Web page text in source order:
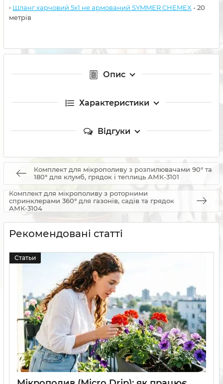
• Шланг харчовий 5х1 не армований SYMMER CHEMEX - 20
метрів
Опис
Характеристики
Відгуки
Комплект для мікрополиву з розпилювачами 90° та
180° для клумб, грядок і теплиць АМК-3101
Комплект для мікрополиву з роторними
спринклерами 360° для газонів, садів та грядок
АМК-3104
Рекомендовані статті
Статьи